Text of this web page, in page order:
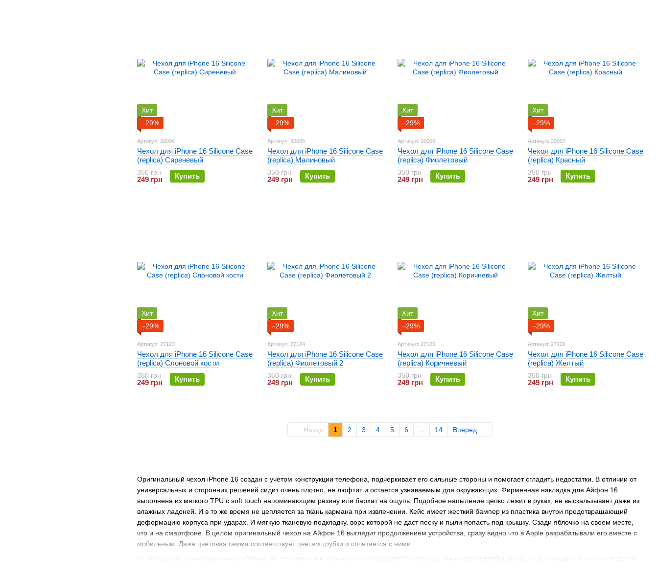
Оригинальный чехол iPhone 16 создан с учетом конструкции телефона, подчеркивает его сильные стороны и помогает сгладить недостатки. В отличии от
универсальных и сторонних решений сидит очень плотно, не люфтит и остается узнаваемым для окружающих. Фирменная накладка для Айфон 16
выполнена из мягкого TPU с soft touch напоминающим резину или бархат на ощупь. Подобное напыление цепко лежит в руках, не выскальзывает даже из
влажных ладоней. И в то же время не цепляется за ткань кармана при извлечении. Кейс имеет жесткий бампер из пластика внутри предотвращающий
деформацию корпуса при ударах. И мягкую тканевую подкладку, ворс которой не даст песку и пыли попасть под крышку. Сзади яблочко на своем месте,
что и на смартфоне. В целом оригинальный чехол на Айфон 16 выглядит продолжением устройства, сразу видно что в Apple разрабатывали его вместе с
мобильным. Даже цветовая гамма соответствует цветам трубки и сочетается с ними.
Но что делать если фирменная обложка по тем или иным причинам не подходит? На помощь приходят сертифицированные накладки и книжки от других
Хит
−29%
Артикул: 20004
Чехол для iPhone 16 Silicone Case
(replica) Сиреневый
350 грн
249 грн Купить
Хит
−29%
Артикул: 20005
Чехол для iPhone 16 Silicone Case
(replica) Малиновый
350 грн
249 грн Купить
Хит
−29%
Артикул: 20006
Чехол для iPhone 16 Silicone Case
(replica) Фиолетовый
350 грн
249 грн Купить
Хит
−29%
Артикул: 20007
Чехол для iPhone 16 Silicone Case
(replica) Красный
350 грн
249 грн Купить
Хит
−29%
Артикул: 27123
Чехол для iPhone 16 Silicone Case
(replica) Слоновой кости
350 грн
249 грн Купить
Хит
−29%
Артикул: 27124
Чехол для iPhone 16 Silicone Case
(replica) Фиолетовый 2
350 грн
249 грн Купить
Хит
−29%
Артикул: 27125
Чехол для iPhone 16 Silicone Case
(replica) Коричневый
350 грн
249 грн Купить
Хит
−29%
Артикул: 27126
Чехол для iPhone 16 Silicone Case
(replica) Желтый
350 грн
249 грн Купить
Назад 1 2 3 4 5 6 14 Вперед